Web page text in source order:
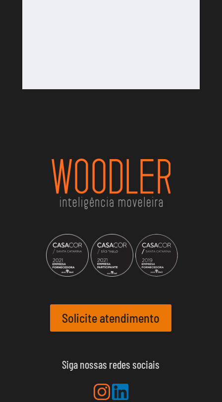
Solicite atendimento
Siga nossas redes sociais